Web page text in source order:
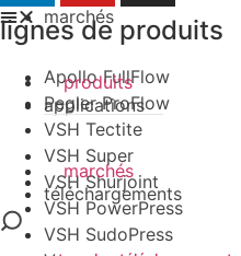
marchés
applications
téléchargements
produits
marchés
lignes de produits
Apollo FullFlow
Pegler ProFlow
VSH Tectite
VSH Super
VSH Shurjoint
VSH PowerPress
VSH SudoPress